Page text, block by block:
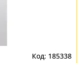
185338